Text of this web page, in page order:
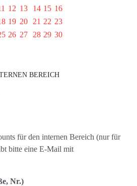
12 13 14 15 16
19 20 21 22 23
26 27 28 29 30
BEREICH
für den internen Bereich (nur für
bitte eine E-Mail mit
Nr.)